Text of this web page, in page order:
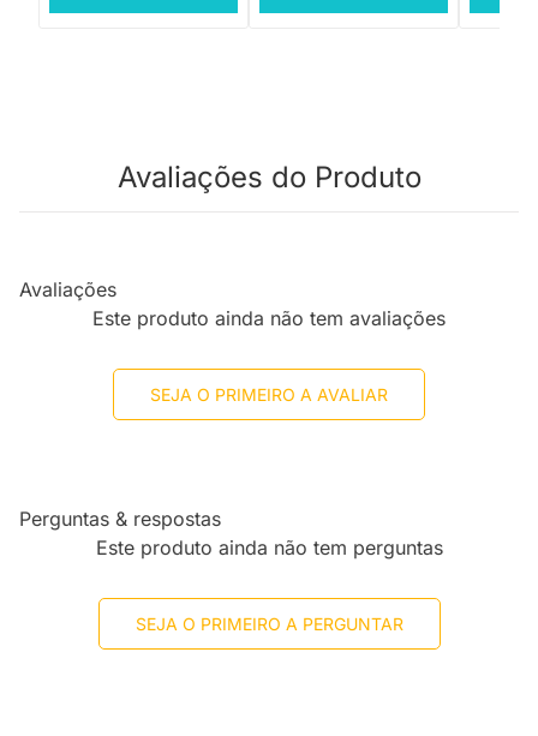
Avaliações do Produto
Avaliações
Este produto ainda não tem avaliações
SEJA O PRIMEIRO A AVALIAR
Perguntas & respostas
Este produto ainda não tem perguntas
SEJA O PRIMEIRO A PERGUNTAR